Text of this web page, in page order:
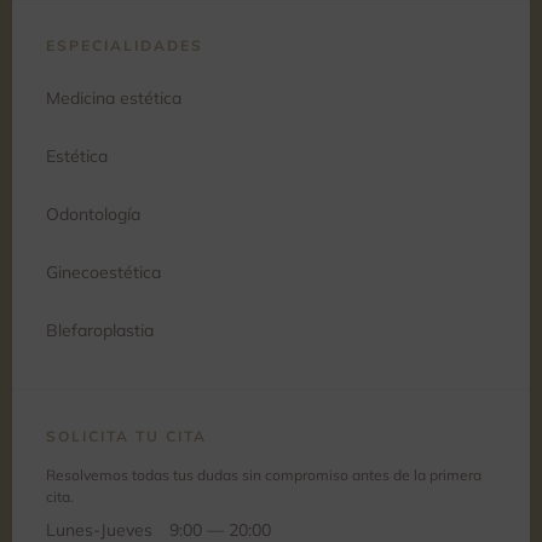
ESPECIALIDADES
Medicina estética
Estética
Odontología
Ginecoestética
Blefaroplastia
SOLICITA TU CITA
Resolvemos todas tus dudas sin compromiso antes de la primera
cita.
Lunes-Jueves
9:00 — 20:00